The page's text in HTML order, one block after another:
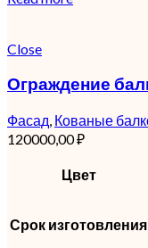
Close
Ограждение
Фасад Кованые
120000,00₽
Цвет
Срок изготовления